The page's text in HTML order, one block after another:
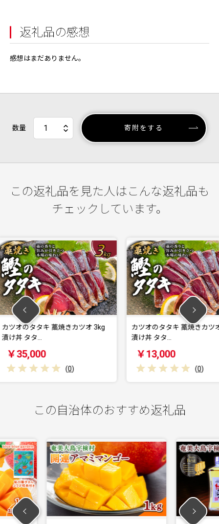
返礼品の感想
感想はまだありません。
数量 寄附をする
この返礼品を見た人はこんな返礼品も
チェックしています。
カツオ 3kg
カツオのタタキ 藁焼きカツオ 1kg
活〆 真
この自治体のおすすめ返礼品